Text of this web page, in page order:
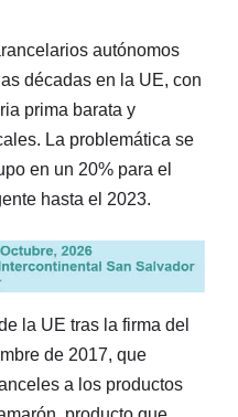
autónomos
décadas en la UE, con
prima barata y
La problemática se
en un 20% para el
hasta el 2023.
la UE tras la firma del
de 2017, que
a los productos